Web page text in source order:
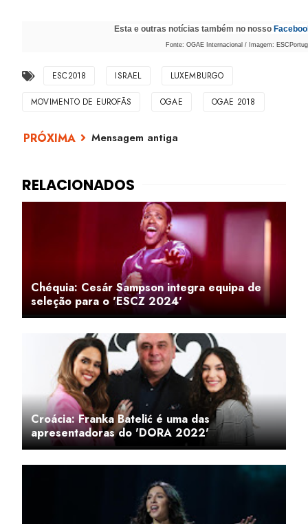
Esta e outras notícias também no nosso
Fonte: OGAE Internacional / Imagem:
ESC2018 ISRAEL LUXEMBURGO
MOVIMENTO DE EUROFÃS OGAE OGAE 2018
Mensagem antiga
Chéquia: Cesár Sampson integra equipa de
seleção para o 'ESCZ 2024'
Croácia: Franka Batelić é uma das
apresentadoras do 'DORA 2022'